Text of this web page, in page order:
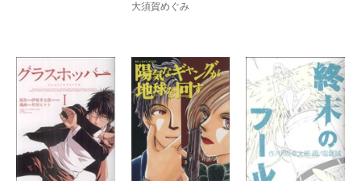
大須賀めぐみ